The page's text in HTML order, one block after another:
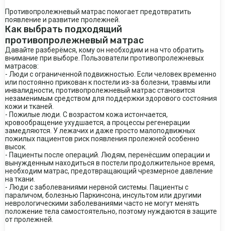
Противопролежневый матрас помогает предотвратить
появление и развитие пролежней.
Как выбрать подходящий
противопролежневый матрас
Давайте разберёмся, кому он необходим и на что обратить
внимание при выборе. Пользователи противопролежневых
матрасов:
- Люди с ограниченной подвижностью. Если человек временно
или постоянно прикован к постели из-за болезни, травмы или
инвалидности, противопролежневый матрас становится
незаменимым средством для поддержки здорового состояния
кожи и тканей.
- Пожилые люди. С возрастом кожа истончается,
кровообращение ухудшается, а процессы регенерации
замедляются. У лежачих и даже просто малоподвижных
пожилых пациентов риск появления пролежней особенно
высок.
- Пациенты после операций. Людям, перенёсшим операции и
вынужденным находиться в постели продолжительное время,
необходим матрас, предотвращающий чрезмерное давление
на ткани.
- Люди с заболеваниями нервной системы. Пациенты с
параличом, болезнью Паркинсона, инсультом или другими
неврологическими заболеваниями часто не могут менять
положение тела самостоятельно, поэтому нуждаются в защите
от пролежней.